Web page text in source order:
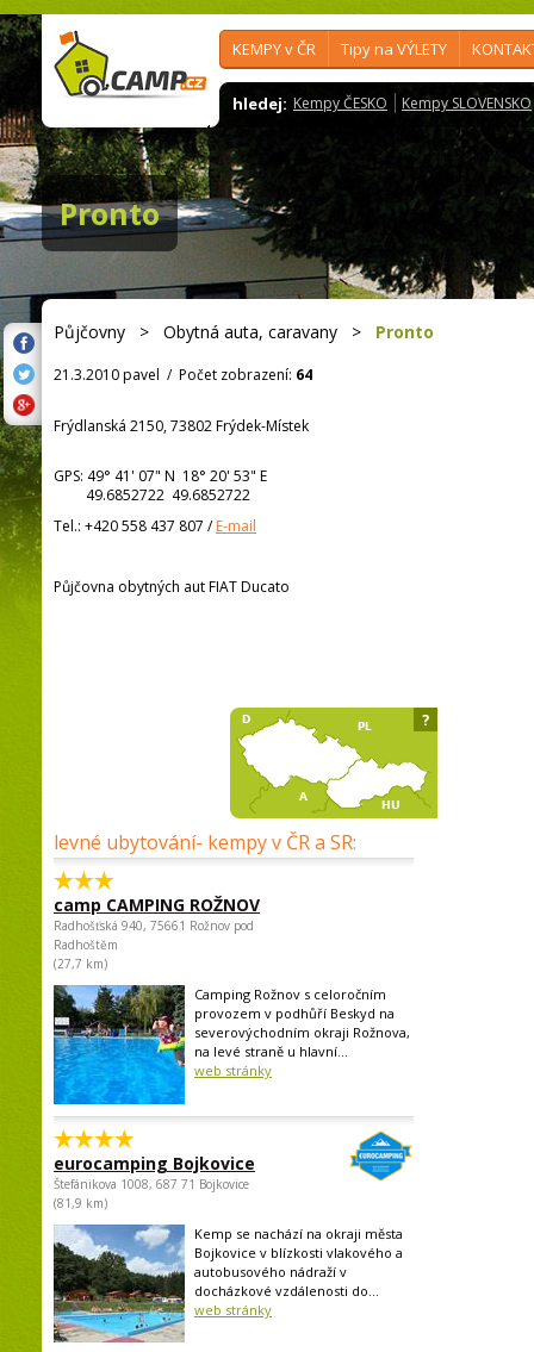
KEMPY v ČR Tipy na VÝLETY
hledej: Kempy ČESKO Kempy SLOVENSKO
Pronto
Půjčovny > Obytná auta, caravany > Pronto
21.3.2010 pavel / Počet zobrazení: 64
Frýdlanská 2150, 73802 Frýdek-Místek
GPS: 49° 41' 07" N 18° 20' 53" E
49.6852722 49.6852722
Tel.: +420 558 437 807 /E-mail
Půjčovna obytných aut FIAT Ducato
levné ubytování- kempy v ČR a SR:
camp CAMPING ROŽNOV
Radhošťská 940, 75661 Rožnov pod
Radhoštěm
(27,7 km)
Camping Rožnov s celoročním
provozem v podhůří Beskyd na
severovýchodním okraji Rožnova,
na levé straně u hlavní...
web stránky
eurocamping Bojkovice
Štefánikova 1008, 687 71 Bojkovice
(81,9 km)
Kemp se nachází na okraji města
Bojkovice v blízkosti vlakového a
autobusového nádraží v
docházkové vzdálenosti do...
web stránky
?